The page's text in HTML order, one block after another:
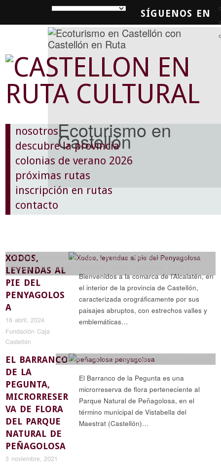
SÍGUENOS EN
Ecoturismo en
Castellón
nosotros
descubre la provincia
colonias de verano 2026
próximas rutas
inscripción en rutas
contacto
XODOS,
LEYENDAS AL
PIE DEL
PENYAGOLOS
A
16 abril, 2024
Fundación Caja
Castellón
Ciencia y naturaleza ,Etnología y artesanía,Gastronomía y enología
Historia y arqueología
senderismo
Bienvenidos a la comarca de l’Alcalatén, en
el interior de la provincia de Castellón,
caracterizada orográficamente por sus
paisajes abruptos, con estrechos valles y
emblemáticas…
EL BARRANCO
DE LA
PEGUNTA,
MICRORRESER
VA DE FLORA
DEL PARQUE
NATURAL DE
PEÑAGOLOSA
3 noviembre, 2021
Ciencia y naturaleza,Reportajes,
El Barranco de la Pegunta es una
microrreserva de flora perteneciente al
Parque Natural de Peñagolosa, en el
término municipal de Vistabella del
Maestrat (Castellón)…